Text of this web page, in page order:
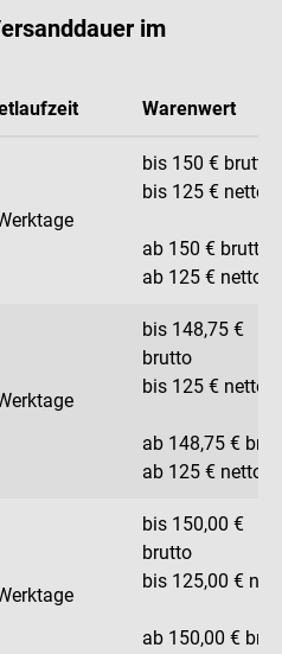
im
Warenwert
bis 150 € brutto
bis 125 € netto
ab 150 € brutto
ab 125 € netto
bis 148,75 €
brutto
bis 125 € netto
ab 148,75 €
ab 125 € netto
bis 150,00 €
brutto
bis 125,00 €
ab 150,00 €